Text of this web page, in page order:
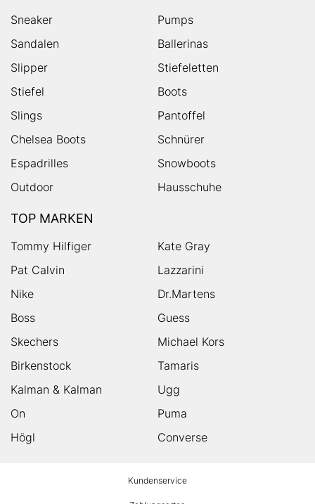
Sneaker
Pumps
Sandalen
Ballerinas
Slipper
Stiefeletten
Stiefel
Boots
Slings
Pantoffel
Chelsea Boots
Schnürer
Espadrilles
Snowboots
Outdoor
Hausschuhe
TOP MARKEN
Tommy Hilfiger
Kate Gray
Pat Calvin
Lazzarini
Nike
Dr.Martens
Boss
Guess
Skechers
Michael Kors
Birkenstock
Tamaris
Kalman & Kalman
Ugg
On
Puma
Högl
Converse
Kundenservice